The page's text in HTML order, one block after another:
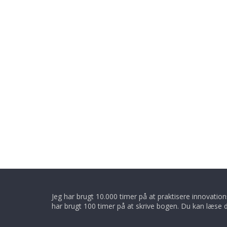
Jeg har brugt 10.000 timer på at praktisere
har brugt 100 timer på at skrive bogen. Du kan læse